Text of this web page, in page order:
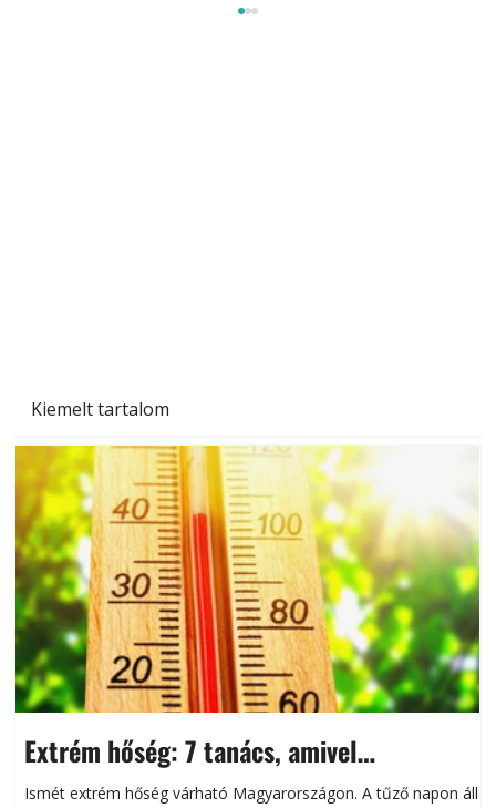
Kiemelt tartalom
Extrém hőség: 7 tanács, amivel
megóvhatjuk autónkat a nyári károktól
Ismét extrém hőség várható Magyarországon. A tűző napon álló